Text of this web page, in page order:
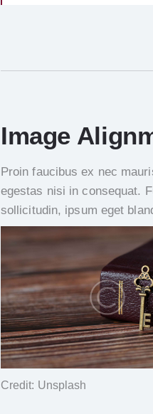
Image
Proin faucibus ex nec
egestas nisi in consequat.
sollicitudin, ipsum eget
Credit: Unsplash